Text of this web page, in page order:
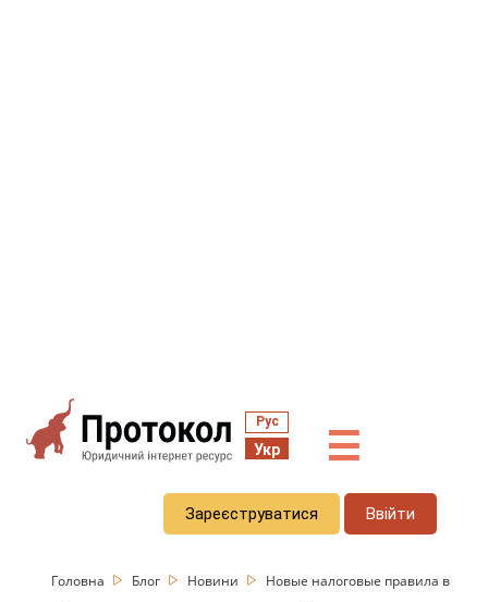
Рус
Укр ☰
Зареєструватися Ввійти
Головна Блог Новини
Новые налоговые правила в